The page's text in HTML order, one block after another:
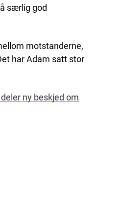
særlig god
motstanderne,
har Adam satt stor
ny beskjed om